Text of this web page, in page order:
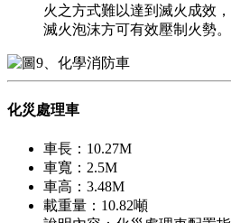
火之方式難以達到滅火成效
滅火泡沫方可有效壓制火勢。
化災處理車
車長：10.27M
車寬：2.5M
車高：3.48M
載重量：10.82噸